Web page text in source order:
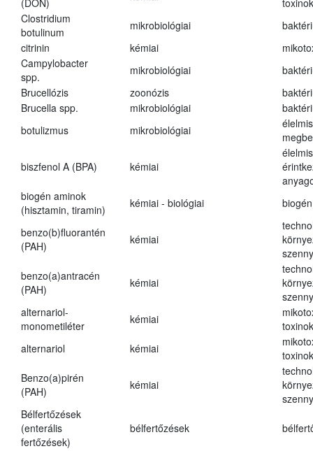
(DON)
toxinok
Clostridium
botulinum
mikrobiológiai
citrinin
kémiai
Campylobacter
spp.
mikrobiológiai
Brucellózis
zoonózis
Brucella spp.
mikrobiológiai
botulizmus
mikrobiológiai
biszfenol A (BPA) kémiai
biogén aminok
(hisztamin, tiramin)
kémiai - biológiai
benzo(b)fluorantén
(PAH)
kémiai
benzo(a)antracén
(PAH)
kémiai
alternariol-
monometiléter
kémiai
toxinok
alternariol
kémiai
toxinok
Benzo(a)pirén
(PAH)
kémiai
Bélfertőzések
(enterális
fertőzések)
bélfertőzések